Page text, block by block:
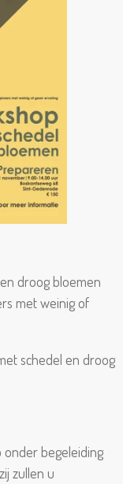
droog bloemen
met weinig of
schedel en droog
begeleiding
zullen u